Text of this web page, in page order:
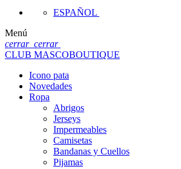
ESPAÑOL
Menú
cerrar cerrar
CLUB MASCOBOUTIQUE
Icono pata
Novedades
Ropa
Abrigos
Jerseys
Impermeables
Camisetas
Bandanas y Cuellos
Pijamas